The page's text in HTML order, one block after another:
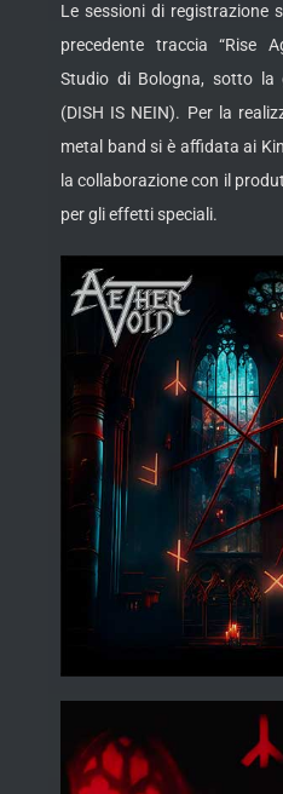
Le sessioni di registrazione
precedente traccia “Rise
Studio di Bologna, sotto la
(DISH IS NEIN). Per la
metal band si è affidata ai
la collaborazione con il
per gli effetti speciali.